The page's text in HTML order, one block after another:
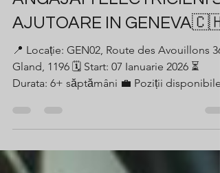
Dec 18, 2025 1 min read
ANGAJĂM ELECTRICIENI SI
AJUTOARE IN GENEVA🇨🇭
Gland, 1196 🗓️ Start: 07 Ianuarie 2026 ⏳
Durata: 6+ săptămâni 💼 Poziții disponibile: 4
Electricieni si 3 Ajutoare 🔧 POST: